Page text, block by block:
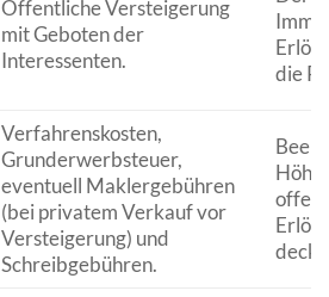
Öffentliche Versteigerung
mit Geboten der
Interessenten.
Erlös
die
Verfahrenskosten,
Grunderwerbsteuer,
eventuell Maklergebühren
(bei privatem Verkauf vor
Versteigerung) und
Schreibgebühren.
Höhe
Erlös